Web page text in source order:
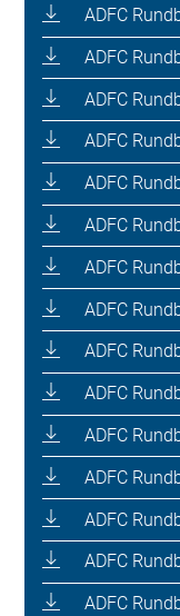
ADFC
ADFC
ADFC
ADFC
ADFC
ADFC
ADFC
ADFC
ADFC
ADFC
ADFC
ADFC
ADFC
ADFC
ADFC